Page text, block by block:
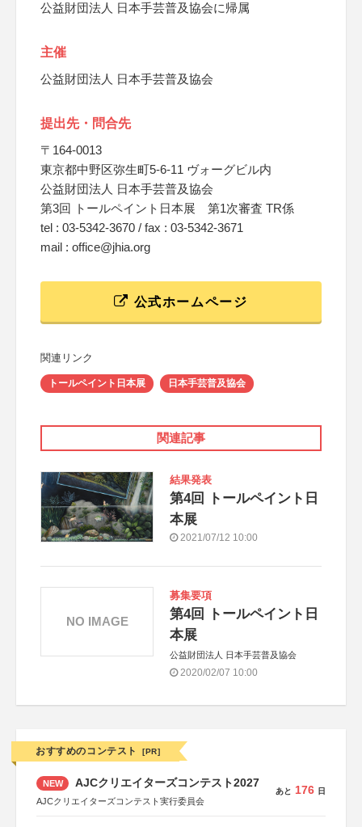
公益財団法人 日本手芸普及協会に帰属
主催
公益財団法人 日本手芸普及協会
提出先・問合先
〒164-0013
東京都中野区弥生町5-6-11 ヴォーグビル内
公益財団法人 日本手芸普及協会
第3回 トールペイント日本展 第1次審査 TR係
tel : 03-5342-3670 / fax : 03-5342-3671
mail : office@jhia.org
公式ホームページ
関連リンク
トールペイント日本展 日本手芸普及協会
関連記事
結果発表
第4回 トールペイント日
本展
2021/07/12 10:00
募集要項
第4回 トールペイント日
本展
公益財団法人 日本手芸普及協会
2020/02/07 10:00
NO IMAGE
おすすめのコンテスト [PR]
NEW AJCクリエイターズコンテスト2027
AJCクリエイターズコンテスト実行委員会
あと 176 日